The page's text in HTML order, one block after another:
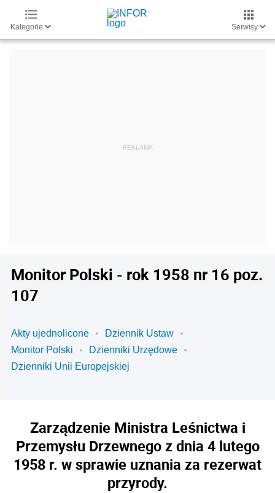
Kategorie Serwisy
Monitor Polski - rok 1958 nr 16 poz.
107
Akty ujednolicone
Dziennik Ustaw
Monitor Polski
Dzienniki Urzędowe
Dzienniki Unii Europejskiej
Zarządzenie Ministra Leśnictwa i
Przemysłu Drzewnego z dnia 4 lutego
1958 r. w sprawie uznania za rezerwat
przyrody.